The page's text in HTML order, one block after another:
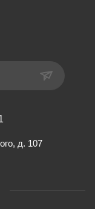
д. 107